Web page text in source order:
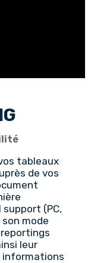
tableaux
de vos
support (PC,
mode
leur
informations